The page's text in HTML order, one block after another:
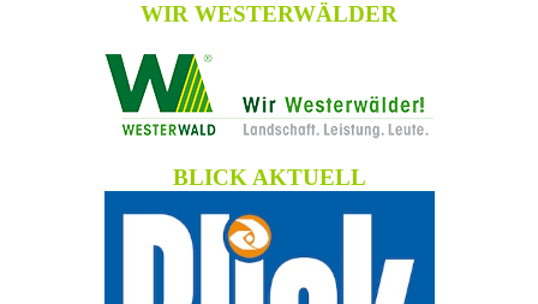
WIR WESTERWÄLDER
BLICK AKTUELL